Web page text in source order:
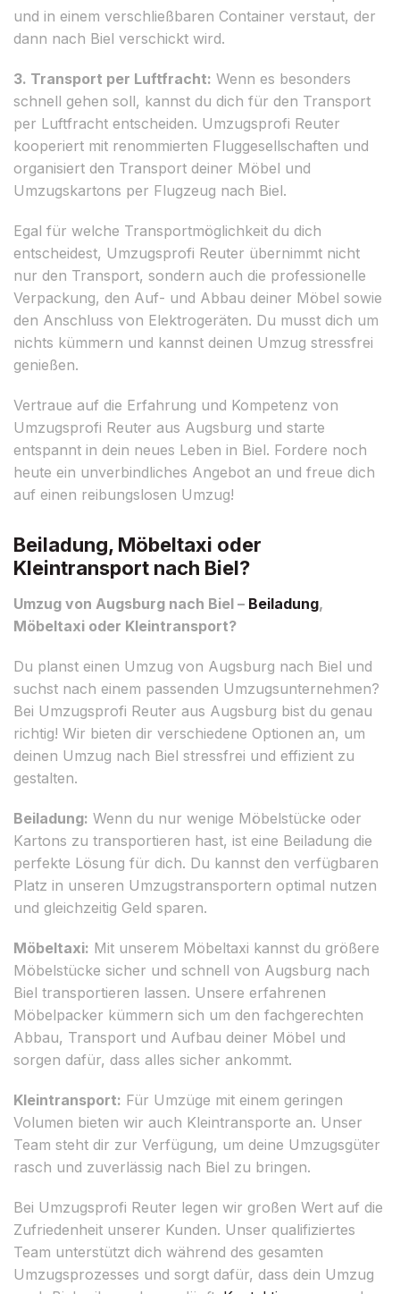
und in einem verschließbaren Container verstaut, der
dann nach Biel verschickt wird.
3. Transport per Luftfracht: Wenn es besonders
schnell gehen soll, kannst du dich für den Transport
per Luftfracht entscheiden. Umzugsprofi Reuter
kooperiert mit renommierten Fluggesellschaften und
organisiert den Transport deiner Möbel und
Umzugskartons per Flugzeug nach Biel.
Egal für welche Transportmöglichkeit du dich
entscheidest, Umzugsprofi Reuter übernimmt nicht
nur den Transport, sondern auch die professionelle
Verpackung, den Auf- und Abbau deiner Möbel sowie
den Anschluss von Elektrogeräten. Du musst dich um
nichts kümmern und kannst deinen Umzug stressfrei
genießen.
Vertraue auf die Erfahrung und Kompetenz von
Umzugsprofi Reuter aus Augsburg und starte
entspannt in dein neues Leben in Biel. Fordere noch
heute ein unverbindliches Angebot an und freue dich
auf einen reibungslosen Umzug!
Beiladung, Möbeltaxi oder
Kleintransport nach Biel?
Umzug von Augsburg nach Biel – Beiladung,
Möbeltaxi oder Kleintransport?
Du planst einen Umzug von Augsburg nach Biel und
suchst nach einem passenden Umzugsunternehmen?
Bei Umzugsprofi Reuter aus Augsburg bist du genau
richtig! Wir bieten dir verschiedene Optionen an, um
deinen Umzug nach Biel stressfrei und effizient zu
gestalten.
Beiladung: Wenn du nur wenige Möbelstücke oder
Kartons zu transportieren hast, ist eine Beiladung die
perfekte Lösung für dich. Du kannst den verfügbaren
Platz in unseren Umzugstransportern optimal nutzen
und gleichzeitig Geld sparen.
Möbeltaxi: Mit unserem Möbeltaxi kannst du größere
Möbelstücke sicher und schnell von Augsburg nach
Biel transportieren lassen. Unsere erfahrenen
Möbelpacker kümmern sich um den fachgerechten
Abbau, Transport und Aufbau deiner Möbel und
sorgen dafür, dass alles sicher ankommt.
Kleintransport: Für Umzüge mit einem geringen
Volumen bieten wir auch Kleintransporte an. Unser
Team steht dir zur Verfügung, um deine Umzugsgüter
rasch und zuverlässig nach Biel zu bringen.
Bei Umzugsprofi Reuter legen wir großen Wert auf die
Zufriedenheit unserer Kunden. Unser qualifiziertes
Team unterstützt dich während des gesamten
Umzugsprozesses und sorgt dafür, dass dein Umzug